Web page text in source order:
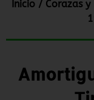
Inicio/ Corazas